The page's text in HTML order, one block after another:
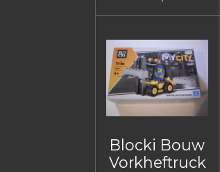
Blocki Bouw
Vorkheftruck